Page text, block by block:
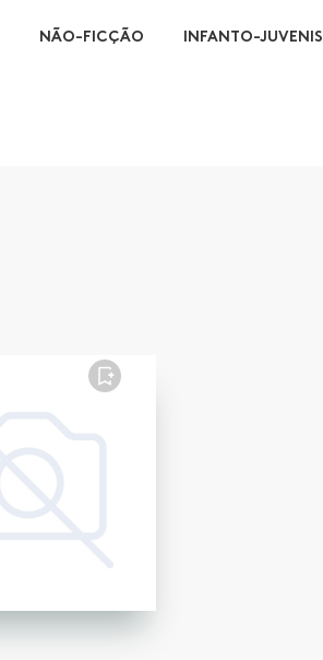
NÃO-FICÇÃO INFANTO-JUVENIS
FAVORITO